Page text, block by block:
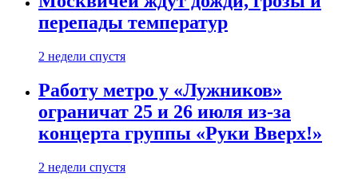
перепады температур
2 недели спустя
Работу метро у «Лужников»
ограничат 25 и 26 июля из-за
концерта группы «Руки Вверх!»
2 недели спустя